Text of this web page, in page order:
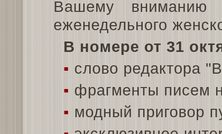
Вашему вниманию
еженедельного
В номере от 31
▪ слово редактора
▪ фрагменты писем
▪ модный приговор